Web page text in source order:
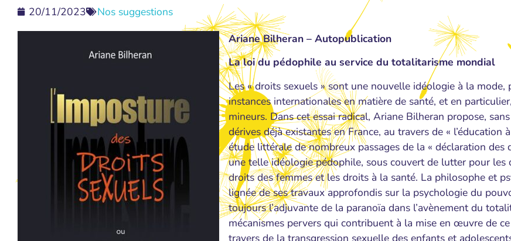
20/11/2023
Nos suggestions
Ariane Bilheran – Autopublication
La loi du pédophile au service du totalitarisme mondial
Les « droits sexuels » sont une nouvelle idéologie à la mode,
instances internationales en matière de santé, et en
mineurs. Dans cet essai radical, Ariane Bilheran propose,
dérives déjà existantes en France, au travers de « l’éducation
étude littérale de nombreux passages de la « déclaration des
une telle idéologie pédophile, sous couvert de lutter pour les
droits des femmes et les droits à la santé. La philosophe et
lignée de ses travaux approfondis sur la psychologie du
toujours l’adjuvante de la paranoïa dans l’avènement du
mécanismes pervers qui contribuent à la mise en œuvre de
travers de la transgression sexuelle des enfants et